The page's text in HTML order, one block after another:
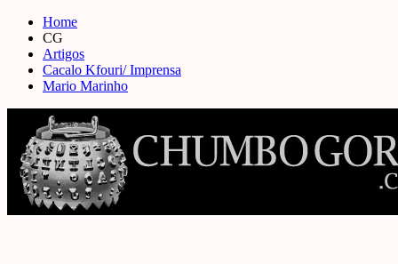
Skip
content
Home
CG
Artigos
Cacalo Kfouri/ Imprensa
Mario Marinho